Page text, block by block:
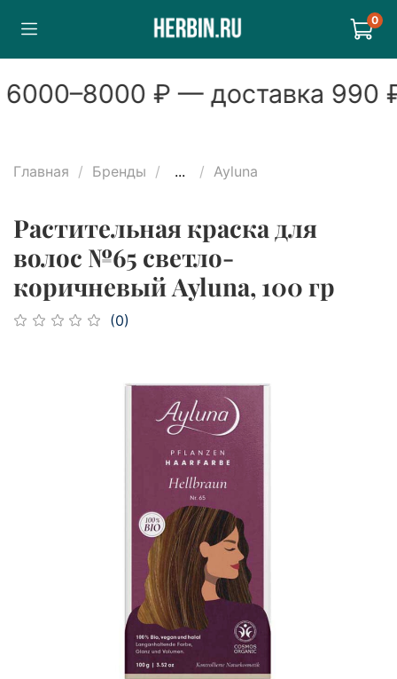
0
–8000₽ — доставка990₽
Главная Бренды ... Ayluna
Растительная краска для
волос №65 светло-
коричневый Ayluna, 100 гр
(0)